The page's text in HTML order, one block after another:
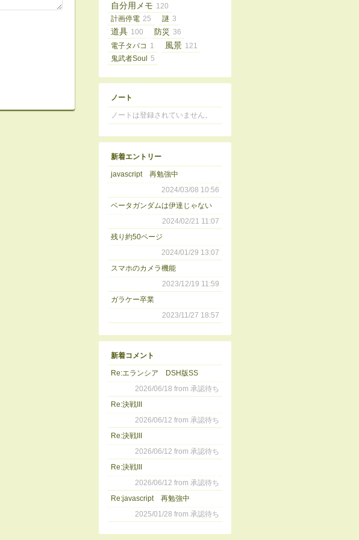
自分用メモ 120
計画停電 25 謎 3
道具 100 防災 36
電子タバコ 1 風景 121
鬼武者Soul
5
ノート
ノートは登録されていません。
新着エントリー
javascript 再勉強中
2024/03/08 10:56
ベータガンダムは伊達じゃない
2024/02/21 11:07
残り約50ページ
2024/01/29 13:07
スマホのカメラ機能
2023/12/19 11:59
ガラケー卒業
2023/11/27 18:57
新着コメント
Re:エランシア DSH版SS
2026/06/18 from 承認待ち
Re:決戦III
2026/06/12 from 承認待ち
Re:決戦III
2026/06/12 from 承認待ち
Re:決戦III
2026/06/12 from 承認待ち
Re:javascript 再勉強中
2025/01/28 from 承認待ち